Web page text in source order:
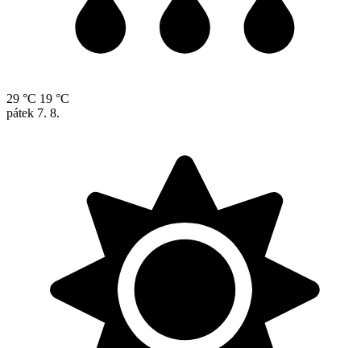
29 °C 19 °C
pátek 7. 8.